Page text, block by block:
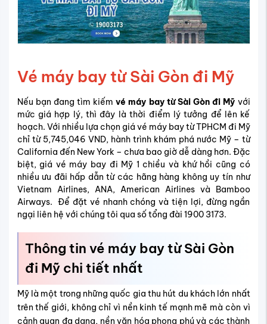
Vé máy bay từ Sài Gòn đi Mỹ
Nếu bạn đang tìm kiếmvé máy bay từ Sài Gòn đi Mỹ với
mức giá hợp lý, thì đây là thời điểm lý tưởng để lên kế
hoạch. Với nhiều lựa chọn giá vé máy bay từ TPHCM đi Mỹ
chỉ từ 5,745,046 VND, hành trình khám phá nước Mỹ – từ
California đến New York – chưa bao giờ dễ dàng hơn. Đặc
biệt, giá vé máy bay đi Mỹ 1 chiều và khứ hồi cũng có
nhiều ưu đãi hấp dẫn từ các hãng hàng không uy tín như
Vietnam Airlines, ANA, American Airlines và Bamboo
Airways. Để đặt vé nhanh chóng và tiện lợi, đừng ngần
ngại liên hệ với chúng tôi qua số tổng đài 1900 3173.
Thông tin vé máy bay từ Sài Gòn
đi Mỹ chi tiết nhất
Mỹ là một trong những quốc gia thu hút du khách lớn nhất
trên thế giới, không chỉ vì nền kinh tế mạnh mẽ mà còn vì
cảnh quan đa dạng, nền văn hóa phong phú và các thành